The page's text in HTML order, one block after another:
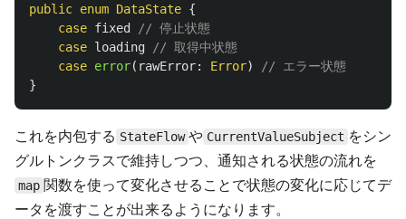
public enum DataState {
case fixed
// 停止状態
case loading
// 取得中状態
case error( rawError: Error)
// エラー状態
}
これを内包する StateFlow や CurrentValueSubject をシン
グルトンクラスで維持しつつ、通知される状態の流れを
map 関数を使って変化させることで状態の変化に応じてデ
ータを渡すことが出来るようになります。